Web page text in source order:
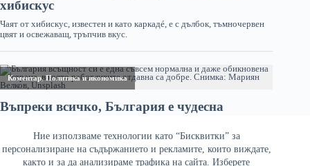
Ние използваме технологии като “Бисквитки” за
персонализиране на съдържанието и рекламите, които виждате,
както и за да анализираме трафика на сайта. Изберете